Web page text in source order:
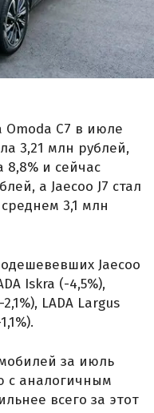
C7 в июле
3,21 млн рублей,
и сейчас
а Jaecoo J7 стал
3,1 млн
Jaecoo
Iskra (-4,5%),
LADA Largus
за июль
с аналогичным
всего за этот